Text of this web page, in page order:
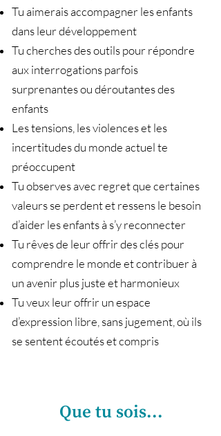
Tu aimerais accompagner les enfants
dans leur développement
Tu cherches des outils pour répondre
aux interrogations parfois
surprenantes ou déroutantes des
enfants
Les tensions, les violences et les
incertitudes du monde actuel te
préoccupent
Tu observes avec regret que certaines
valeurs se perdent et ressens le besoin
d’aider les enfants à s’y reconnecter
Tu rêves de leur offrir des clés pour
comprendre le monde et contribuer à
un avenir plus juste et harmonieux
Tu veux leur offrir un espace
d’expression libre, sans jugement, où ils
se sentent écoutés et compris
Que tu sois...